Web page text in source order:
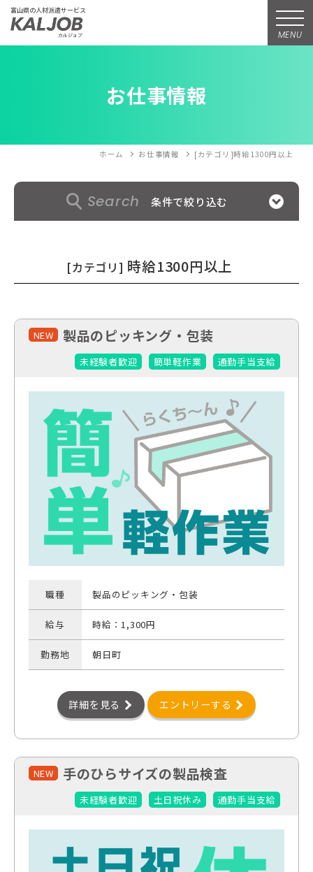
富山県の人材派遣サービス
MENU
お仕事情報
ホーム お仕事情報 [カテゴリ]時給1300円以上
Search 条件で絞り込む
[カテゴリ] 時給1300円以上
NEW 製品のピッキング・包装
未経験者歓迎 簡単軽作業 通勤手当支給
職種 製品のピッキング・包装
給与 時給：1,300円
勤務地 朝日町
詳細を見る エントリーする
NEW 手のひらサイズの製品検査
未経験者歓迎 土日祝休み 通勤手当支給